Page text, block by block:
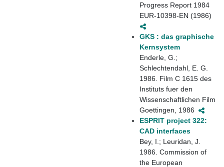
Progress Report 1984
EUR-10398-EN (1986)
GKS : das graphische
Kernsystem
Enderle, G.;
Schlechtendahl, E. G.
1986. Film C 1615 des
Instituts fuer den
Wissenschaftlichen Film
Goettingen, 1986
ESPRIT project 322:
CAD interfaces
Bey, I.; Leuridan, J.
1986. Commission of
the European